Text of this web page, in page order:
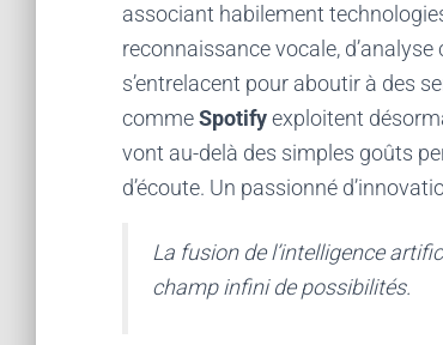
associant habilement
reconnaissance vocale,
s’entrelacent pour aboutir à des
commeSpotifyexploitent
vont au-delà des simples goûts
d’écoute. Un passionné
La fusion de l’intelligence
champ infini de possibilités.